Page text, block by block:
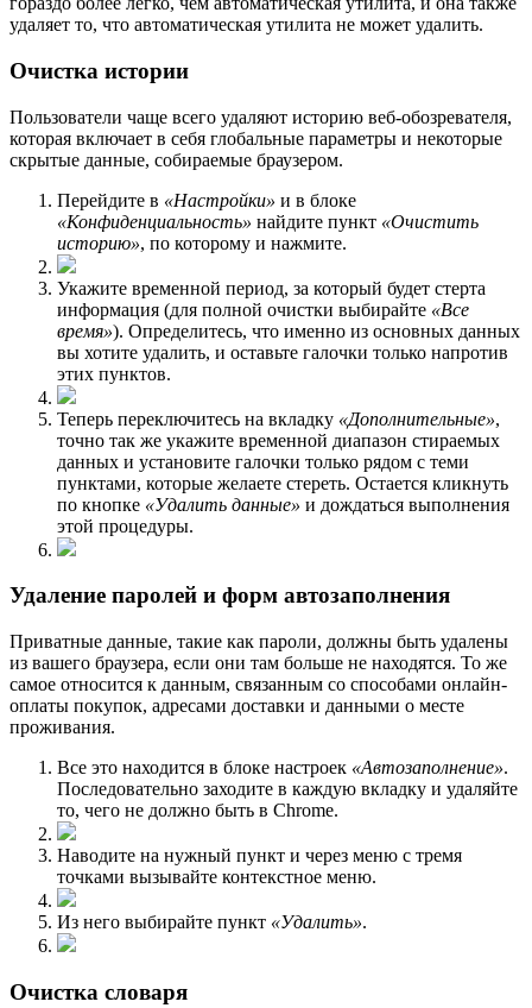
удаляет то, что автоматическая утилита не может удалить.
Очистка истории
Пользователи чаще всего удаляют историю веб-обозревателя,
которая включает в себя глобальные параметры и некоторые
скрытые данные, собираемые браузером.
Перейдите в «Настройки» и в блоке
«Конфиденциальность» найдите пункт «Очистить
историю», по которому и нажмите.
Укажите временной период, за который будет стерта
информация (для полной очистки выбирайте «Все
время»). Определитесь, что именно из основных данных
вы хотите удалить, и оставьте галочки только напротив
этих пунктов.
Теперь переключитесь на вкладку «Дополнительные»,
точно так же укажите временной диапазон стираемых
данных и установите галочки только рядом с теми
пунктами, которые желаете стереть. Остается кликнуть
по кнопке «Удалить данные» и дождаться выполнения
этой процедуры.
Удаление паролей и форм автозаполнения
Приватные данные, такие как пароли, должны быть удалены
из вашего браузера, если они там больше не находятся. То же
самое относится к данным, связанным со способами онлайн-
оплаты покупок, адресами доставки и данными о месте
проживания.
Все это находится в блоке настроек «Автозаполнение».
Последовательно заходите в каждую вкладку и удаляйте
то, чего не должно быть в Chrome.
Наводите на нужный пункт и через меню с тремя
точками вызывайте контекстное меню.
Из него выбирайте пункт «Удалить».
Очистка словаря